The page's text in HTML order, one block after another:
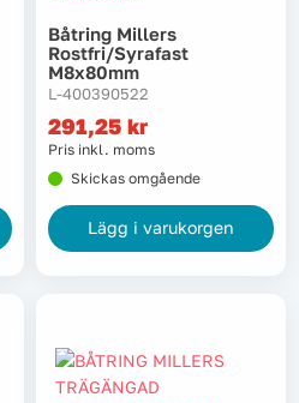
Båtring Millers
Rostfri/syrafast
M8x80mm
L-400390522
291,25 kr
Pris inkl. moms
Skickas omgående
Lägg i varukorgen